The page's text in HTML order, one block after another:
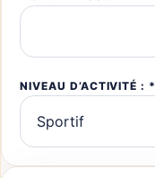
NIVEAU D’ACTIVITÉ : *